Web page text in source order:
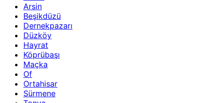
Arsin
Beşikdüzü
Dernekpazarı
Düzköy
Hayrat
Köprübaşı
Maçka
Of
Ortahisar
Sürmene